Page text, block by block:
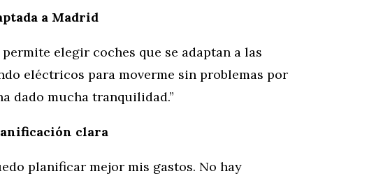
a Madrid
elegir coches que se adaptan a las
eléctricos para moverme sin problemas por
dado mucha tranquilidad.”
clara
planificar mejor mis gastos. No hay